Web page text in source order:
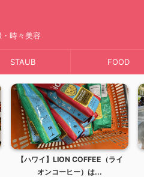
時々美容
STAUB FOOD
イ
【ハワイ】ハレクラニベーカリー
のオススメを口コミレビュ...